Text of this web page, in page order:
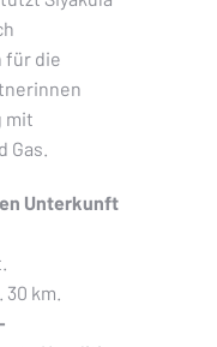
für die
mit
Gas.
Unterkunft
30 km.